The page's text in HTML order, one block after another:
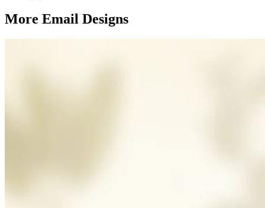
More Email Designs